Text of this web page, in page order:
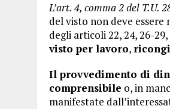
L’art. 4, comma 2 del T.U.
del visto non deve
degli articoli 22, 24, 26-
visto per lavoro,
Il provvedimento di
comprensibile o, in
manifestate